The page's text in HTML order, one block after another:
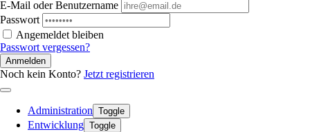
E-Mail oder Benutzername
Passwort
Angemeldet bleiben
Passwort vergessen?
Anmelden
Noch kein Konto? Jetzt registrieren
Administration Toggle
Entwicklung Toggle